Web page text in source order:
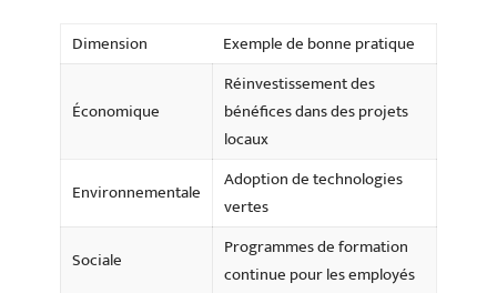
Dimension Exemple de bonne pratique
Économique
Réinvestissement des
bénéfices dans des projets
locaux
Environnementale
Adoption de technologies
vertes
Sociale
Programmes de formation
continue pour les employés